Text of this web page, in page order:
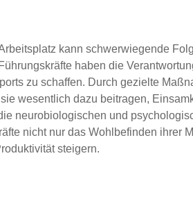
kann schwerwiegende
haben die
zu schaffen. Durch gezielte
wesentlich dazu beitragen,
neurobiologischen und
nicht nur das Wohlbefinden ihrer
steigern.